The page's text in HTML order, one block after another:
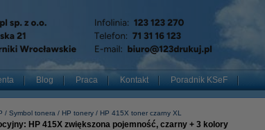
Blog Praca Kontakt Poradnik KSeF
Symbol tonera HP tonery HP 415X toner czarny XL
HP 415X zwiększona pojemność, czarny + 3 kolory